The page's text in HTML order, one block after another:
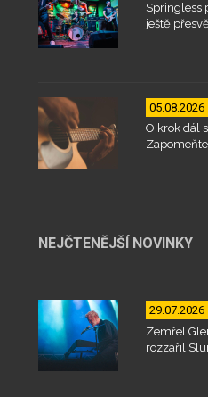
Springless
ještě
05.08.2026
O krok dál
NEJČTENĚJŠÍ NOVINKY
29.07.2026
Zemřel
rozzářil